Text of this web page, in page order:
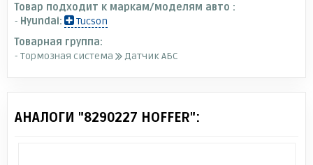
Товар подходит к маркам/моделям авто :
- Hyundai:
Tucson
Товарная группа:
- Тормозная система
Датчик АБС
АНАЛОГИ "8290227 HOFFER":